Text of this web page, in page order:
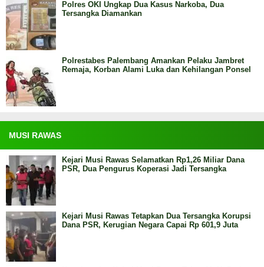
Polres OKI Ungkap Dua Kasus Narkoba, Dua
Tersangka Diamankan
Polrestabes Palembang Amankan Pelaku Jambret
Remaja, Korban Alami Luka dan Kehilangan Ponsel
MUSI RAWAS
Kejari Musi Rawas Selamatkan Rp1,26 Miliar Dana
PSR, Dua Pengurus Koperasi Jadi Tersangka
Kejari Musi Rawas Tetapkan Dua Tersangka Korupsi
Dana PSR, Kerugian Negara Capai Rp 601,9 Juta